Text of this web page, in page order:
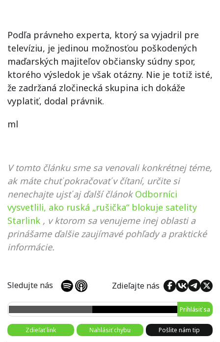
Podľa právneho experta, ktorý sa vyjadril pre
televíziu, je jedinou možnosťou poškodených
maďarských majiteľov občiansky súdny spor,
ktorého výsledok je však otázny. Nie je totiž isté,
že zadržaná zločinecká skupina ich dokáže
vyplatiť, dodal právnik.
ml
V tomto článku sme sa venovali konkrétnej téme,
ak máte chuť pokračovať v čítaní, určite si
nenechajte ujsť aj ďalší článok Odborníci
vysvetlili, ako ruská „rušička“ blokuje satelity
Starlink , v ktorom sa venujeme inej oblasti a
prinášame ďalšie zaujímavé pohľady a praktické
informácie.
Sledujte nás Zdieľajte nás
Prihlásiť sa
Zdieľať link Nahlásiť chybu Pošlite nám tip